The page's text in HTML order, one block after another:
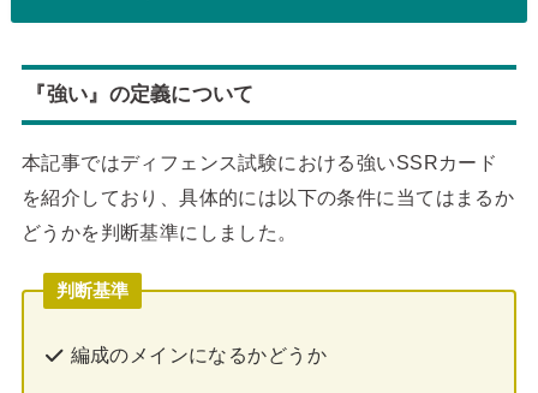
『強い』の定義について
本記事ではディフェンス試験における強いSSRカード
を紹介しており、具体的には以下の条件に当てはまるか
どうかを判断基準にしました。
判断基準
編成のメインになるかどうか